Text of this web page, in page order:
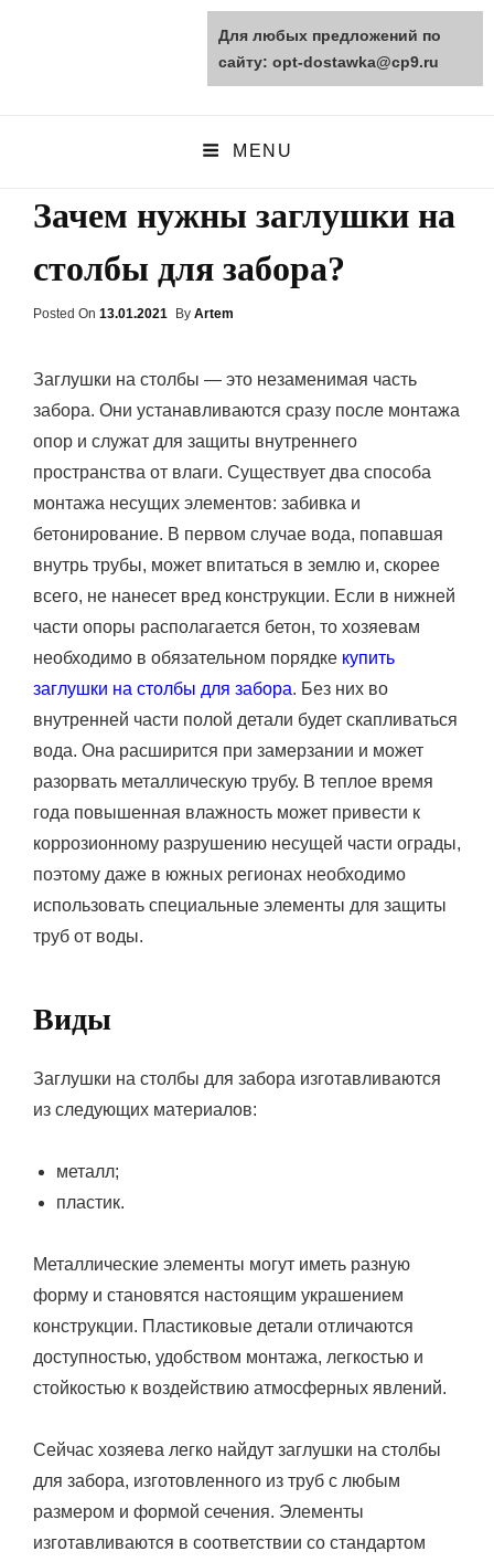
opt-dostawka.ru
MENU
Зачем нужны заглушки на
столбы для забора?
Posted On Posted
13.01.2021 By Artem
Заглушки на столбы — это незаменимая часть
забора. Они устанавливаются сразу после монтажа
опор и служат для защиты внутреннего
пространства от влаги. Существует два способа
монтажа несущих элементов: забивка и
бетонирование. В первом случае вода, попавшая
внутрь трубы, может впитаться в землю и, скорее
всего, не нанесет вред конструкции. Если в нижней
части опоры располагается бетон, то хозяевам
необходимо в обязательном порядке купить
заглушки на столбы для забора. Без них во
внутренней части полой детали будет скапливаться
вода. Она расширится при замерзании и может
разорвать металлическую трубу. В теплое время
года повышенная влажность может привести к
коррозионному разрушению несущей части ограды,
поэтому даже в южных регионах необходимо
использовать специальные элементы для защиты
труб от воды.
Виды
Заглушки на столбы для забора изготавливаются
из следующих материалов:
металл;
пластик.
Металлические элементы могут иметь разную
форму и становятся настоящим украшением
конструкции. Пластиковые детали отличаются
доступностью, удобством монтажа, легкостью и
стойкостью к воздействию атмосферных явлений.
Сейчас хозяева легко найдут заглушки на столбы
для забора, изготовленного из труб с любым
размером и формой сечения. Элементы
изготавливаются в соответствии со стандартом
Для любых предложений по
сайту: opt-dostawka@cp9.ru